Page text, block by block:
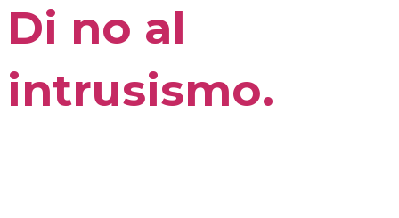
Di no al
intrusismo.